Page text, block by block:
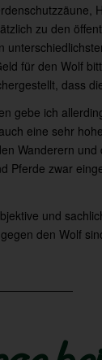
zu den
für den Wolf
dass
gebe ich
eine sehr
Wanderern
Pferde zwar
und
den Wolf